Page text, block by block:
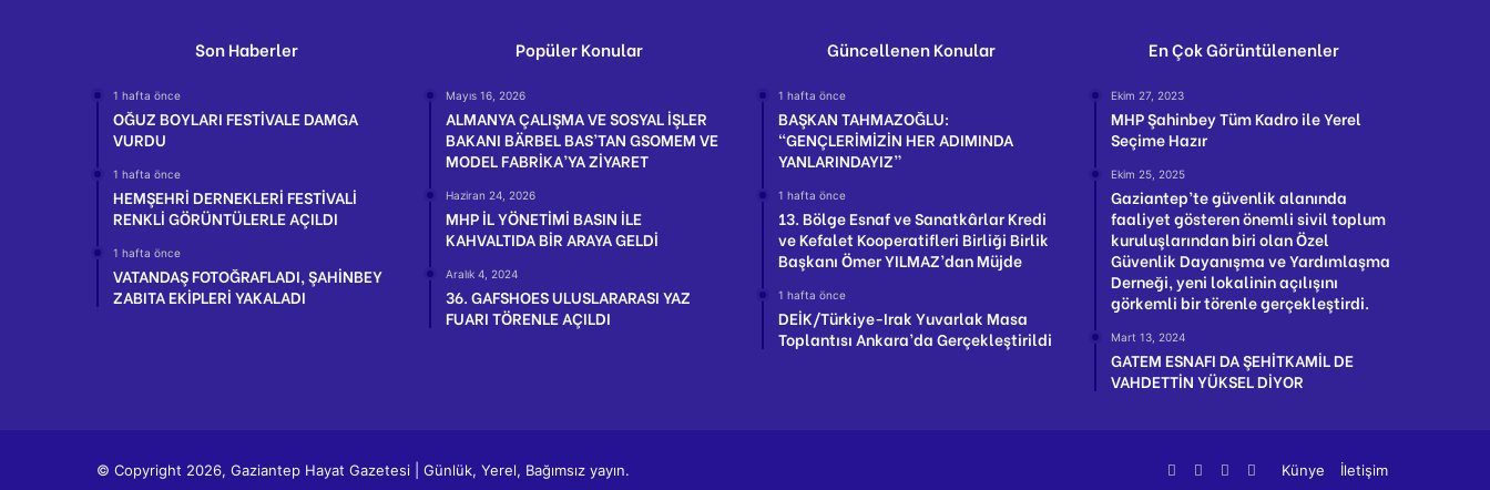
Son Haberler
1 hafta önce
OĞUZ BOYLARI FESTİVALE DAMGA
VURDU
1 hafta önce
HEMŞEHRİ DERNEKLERİ FESTİVALİ
RENKLİ GÖRÜNTÜLERLE AÇILDI
1 hafta önce
VATANDAŞ FOTOĞRAFLADI, ŞAHİNBEY
ZABITA EKİPLERİ YAKALADI
Popüler Konular
Mayıs 16, 2026
ALMANYA ÇALIŞMA VE SOSYAL İŞLER
BAKANI BÄRBEL BAS’TAN GSOMEM VE
MODEL FABRİKA’YA ZİYARET
Haziran 24, 2026
MHP İL YÖNETİMİ BASIN İLE
KAHVALTIDA BİR ARAYA GELDİ
Aralık 4, 2024
36. GAFSHOES ULUSLARARASI YAZ
FUARI TÖRENLE AÇILDI
Güncellenen Konular
1 hafta önce
BAŞKAN TAHMAZOĞLU:
“GENÇLERİMİZİN HER ADIMINDA
YANLARINDAYIZ”
1 hafta önce
13. Bölge Esnaf ve Sanatkârlar Kredi
ve Kefalet Kooperatifleri Birliği Birlik
Başkanı Ömer YILMAZ’dan Müjde
1 hafta önce
DEİK/Türkiye-Irak Yuvarlak Masa
Toplantısı Ankara’da Gerçekleştirildi
En Çok Görüntülenenler
Ekim 27, 2023
MHP Şahinbey Tüm Kadro ile Yerel
Seçime Hazır
Ekim 25, 2025
Gaziantep’te güvenlik alanında
faaliyet gösteren önemli sivil toplum
kuruluşlarından biri olan Özel
Güvenlik Dayanışma ve Yardımlaşma
Derneği, yeni lokalinin açılışını
görkemli bir törenle gerçekleştirdi.
Mart 13, 2024
GATEM ESNAFI DA ŞEHİTKAMİL DE
VAHDETTİN YÜKSEL DİYOR
© Copyright 2026, Gaziantep Hayat Gazetesi | Günlük, Yerel, Bağımsız yayın. Künye İletişim
Facebook
TwitterYouTubeInstagram